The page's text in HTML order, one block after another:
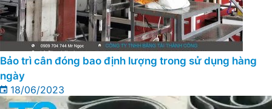
Bảo trì cân đóng bao định lượng trong sử dụng hàng
ngày
18/06/2023